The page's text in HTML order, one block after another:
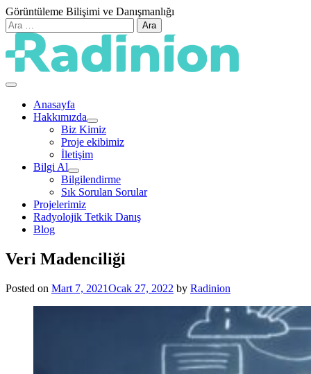
Skip
to
content
Görüntüleme Bilişimi ve Danışmanlığı
Arama:
Radinion
Anasayfa
Hakkımızda
Biz Kimiz
Proje ekibimiz
İletişim
Bilgi Al
Bilgilendirme
Sık Sorulan Sorular
Projelerimiz
Radyolojik Tetkik Danış
Blog
Veri Madenciliği
Posted on Mart 7, 2021Ocak 27, 2022 by Radinion